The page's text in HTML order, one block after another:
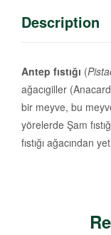
Description
Antep fıstığı (
ağacıgiller
bir meyve, bu
yörelerde Şam
fıstığı ağacından